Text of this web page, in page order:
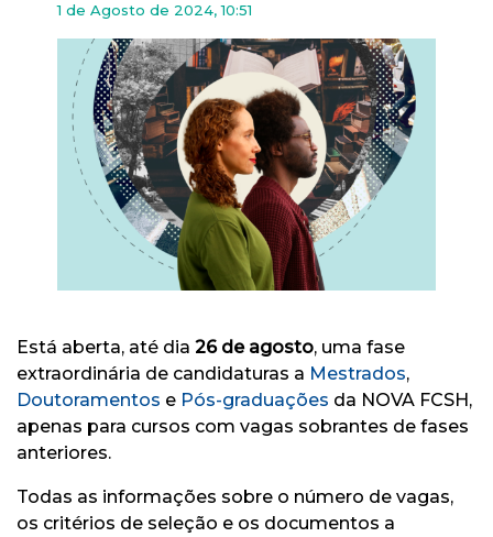
1 de Agosto de 2024, 10:51
Está aberta, até dia 26 de agosto, uma fase
extraordinária de candidaturas a Mestrados,
Doutoramentos e Pós-graduações da NOVA FCSH,
apenas para cursos com vagas sobrantes de fases
anteriores.
Todas as informações sobre o número de vagas,
os critérios de seleção e os documentos a